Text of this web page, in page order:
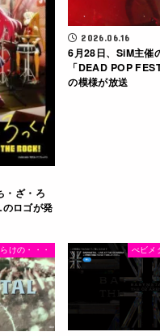
・ざ・ろ
ロゴが発
2026.06.16
6月28日、SiM主催
「DEAD POP
の模様が放送
けの・・・ べビメ